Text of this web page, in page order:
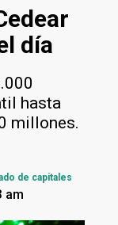
día
hasta
millones.
de capitales
am